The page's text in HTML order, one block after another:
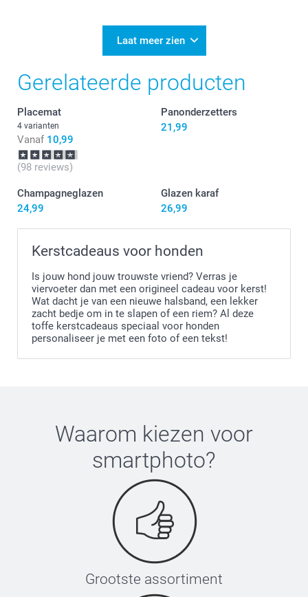
Veel plezier van de onderzetters!
Laat meer zien
Gerelateerde producten
Placemat
4 varianten
Vanaf 10,99
(98 reviews)
Panonderzetters
21,99
Champagneglazen
24,99
Glazen karaf
26,99
Kerstcadeaus voor honden
Is jouw hond jouw trouwste vriend? Verras je
viervoeter dan met een origineel cadeau voor kerst!
Wat dacht je van een nieuwe halsband, een lekker
zacht bedje om in te slapen of een riem? Al deze
toffe kerstcadeaus speciaal voor honden
personaliseer je met een foto of een tekst!
Waarom kiezen voor
smartphoto?
Grootste assortiment